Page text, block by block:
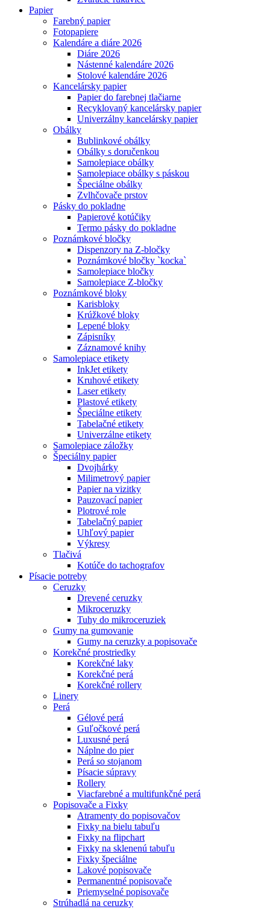
Papier
Farebný papier
Fotopapiere
Kalendáre a diáre 2026
Diáre 2026
Nástenné kalendáre 2026
Stolové kalendáre 2026
Kancelársky papier
Papier do farebnej tlačiarne
Recyklovaný kancelársky papier
Univerzálny kancelársky papier
Obálky
Bublinkové obálky
Obálky s doručenkou
Samolepiace obálky
Samolepiace obálky s páskou
Špeciálne obálky
Zvlhčovače prstov
Pásky do pokladne
Papierové kotúčiky
Termo pásky do pokladne
Poznámkové bločky
Dispenzory na Z-bločky
Poznámkové bločky `kocka`
Samolepiace bločky
Samolepiace Z-bločky
Poznámkové bloky
Karisbloky
Krúžkové bloky
Lepené bloky
Zápisníky
Záznamové knihy
Samolepiace etikety
InkJet etikety
Kruhové etikety
Laser etikety
Plastové etikety
Špeciálne etikety
Tabelačné etikety
Univerzálne etikety
Samolepiace záložky
Špeciálny papier
Dvojhárky
Milimetrový papier
Papier na vizitky
Pauzovací papier
Plotrové role
Tabelačný papier
Uhľový papier
Výkresy
Tlačivá
Kotúče do tachografov
Písacie potreby
Ceruzky
Drevené ceruzky
Mikroceruzky
Tuhy do mikroceruziek
Gumy na gumovanie
Gumy na ceruzky a popisovače
Korekčné prostriedky
Korekčné laky
Korekčné perá
Korekčné rollery
Linery
Perá
Gélové perá
Guľočkové perá
Luxusné perá
Náplne do pier
Perá so stojanom
Písacie súpravy
Rollery
Viacfarebné a multifunkčné perá
Popisovače a Fixky
Atramenty do popisovačov
Fixky na bielu tabuľu
Fixky na flipchart
Fixky na sklenenú tabuľu
Fixky špeciálne
Lakové popisovače
Permanentné popisovače
Priemyselné popisovače
Strúhadlá na ceruzky